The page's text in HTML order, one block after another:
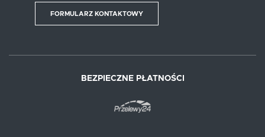
FORMULARZ KONTAKTOWY
BEZPIECZNE PŁATNOŚCI